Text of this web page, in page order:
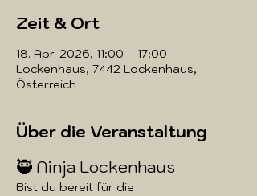
Zeit & Ort
18. Apr. 2026, 11:00 – 17:00
Lockenhaus, 7442 Lockenhaus,
Österreich
Über die Veranstaltung
🥷 Ninja Lockenhaus
Bist du bereit für die